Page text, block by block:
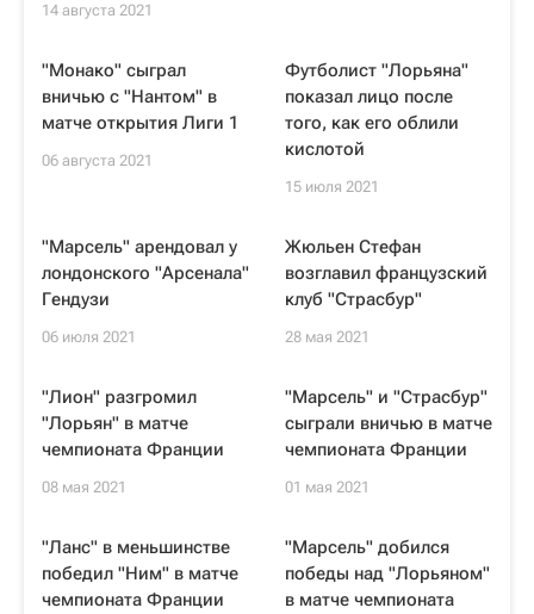
14 августа 2021
"Монако" сыграл
вничью с "Нантом" в
матче открытия Лиги 1
06 августа 2021
Футболист "Лорьяна"
показал лицо после
того, как его облили
кислотой
15 июля 2021
"Марсель" арендовал у
лондонского "Арсенала"
Гендузи
06 июля 2021
Жюльен Стефан
возглавил французский
клуб "Страсбур"
28 мая 2021
"Лион" разгромил
"Лорьян" в матче
чемпионата Франции
08 мая 2021
"Марсель" и "Страсбур"
сыграли вничью в матче
чемпионата Франции
01 мая 2021
"Ланс" в меньшинстве
победил "Ним" в матче
чемпионата Франции
"Марсель" добился
победы над "Лорьяном"
в матче чемпионата